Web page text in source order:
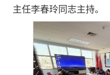
主任李春玲同志主持。